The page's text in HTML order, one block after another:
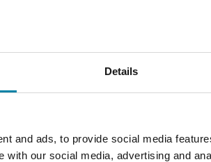
Details
and ads, to provide social media
with our social media, advertising and
REPAIR+ SERVICEVERTRAG